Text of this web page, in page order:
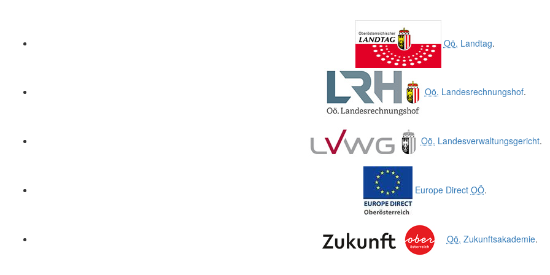
Oö. Landtag.
Oö. Landesrechnungshof.
Oö. Landesverwaltungsgericht.
Europe Direct OÖ.
Oö. Zukunftsakademie.